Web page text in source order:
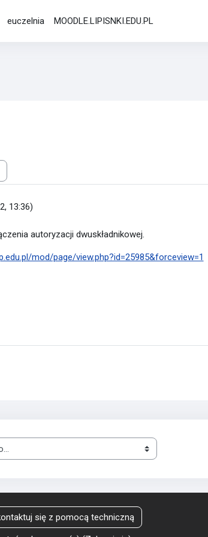
euczelnia MOODLE.LIPISNKI.EDU.PL
13:36)
autoryzacji dwuskładnikowej.
mod/page/view.php?id=25985&forceview=1
się z pomocą techniczną